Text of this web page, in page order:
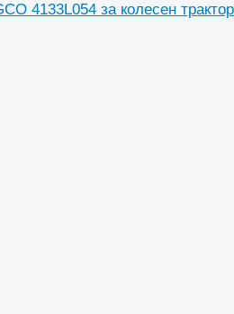
4133L054 за колесен трактор